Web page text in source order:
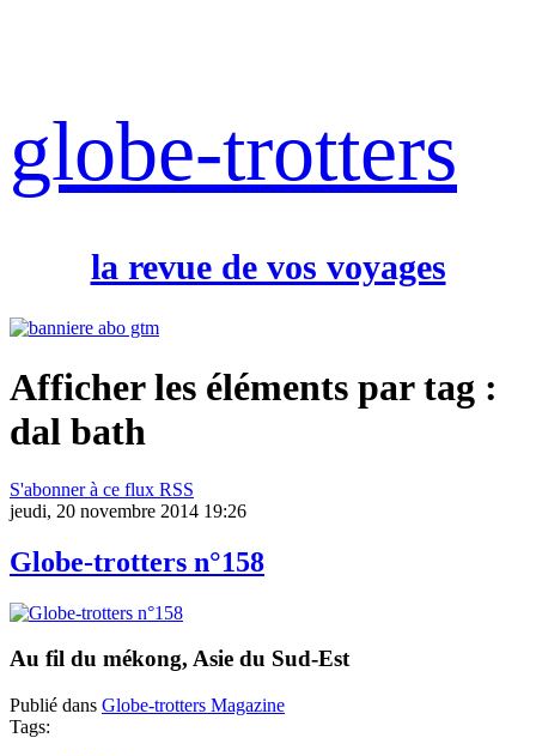
globe-trotters
la revue de vos voyages
Afficher les éléments par tag :
dal bath
S'abonner à ce flux RSS
jeudi, 20 novembre 2014 19:26
Globe-trotters n°158
Au fil du mékong, Asie du Sud-Est
Publié dans Globe-trotters Magazine
Tags: